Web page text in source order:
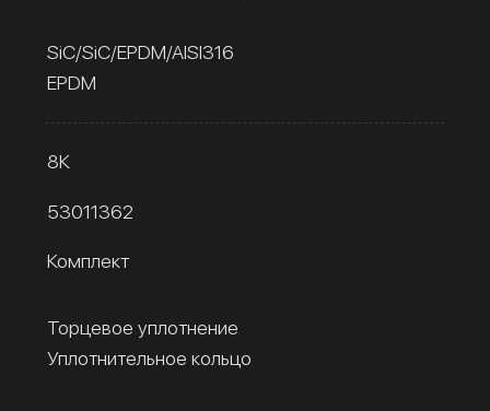
SiC/SiC/EPDM/AISI316
EPDM
8К
53011362
Комплект
Торцевое уплотнение
Уплотнительное кольцо